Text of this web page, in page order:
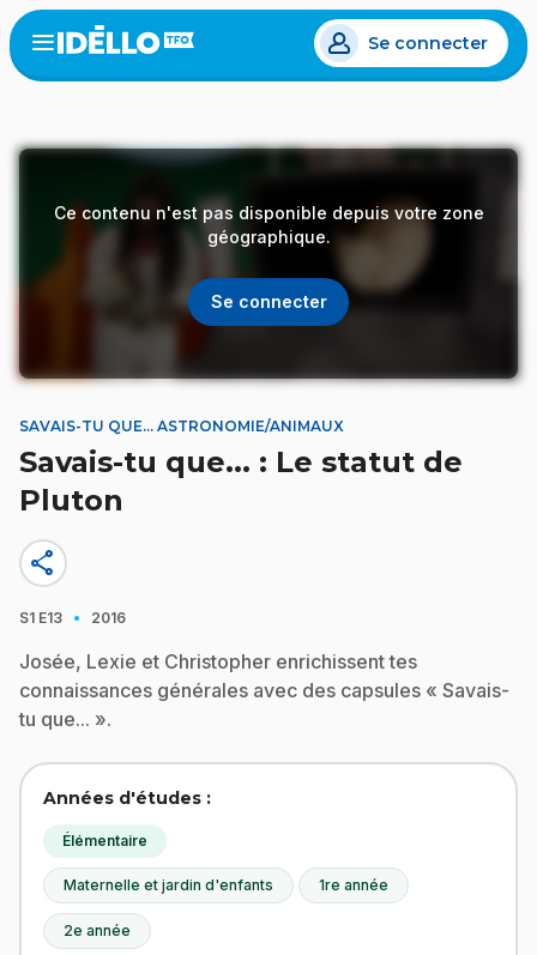
Aller
au
contenu
Open
menu
Se connecter
Ce contenu n'est pas disponible depuis votre zone
géographique.
Se connecter
SAVAIS-TU QUE... ASTRONOMIE/ANIMAUX
Savais-tu que... : Le statut de
Pluton
share
S1 E13 · 2016
Josée, Lexie et Christopher enrichissent tes
connaissances générales avec des capsules « Savais-
tu que... ».
Années d'études :
Élémentaire
Maternelle et jardin d'enfants 1re année
2e année